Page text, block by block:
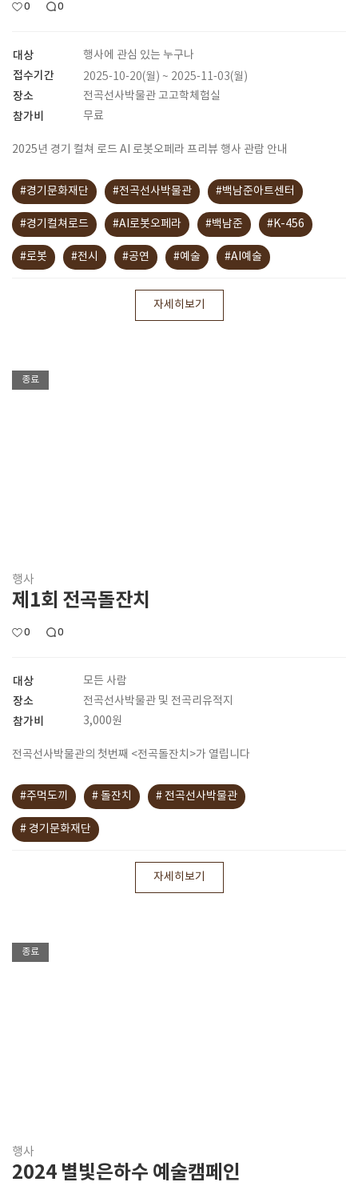
0 0
대상 행사에 관심 있는 누구나
접수기간 2025-10-20(월) ~ 2025-11-03(월)
장소 전곡선사박물관 고고학체험실
참가비 무료
2025년 경기 컬쳐 로드 AI 로봇오페라 프리뷰 행사 관람 안내
#경기문화재단 #전곡선사박물관 #백남준아트센터
#경기컬쳐로드 #AI로봇오페라 #백남준 #K-456
#로봇 #전시 #공연 #예술 #AI예술
자세히보기
종료
행사
제1회 전곡돌잔치
0 0
대상 모든 사람
장소 전곡선사박물관 및 전곡리유적지
참가비 3,000원
전곡선사박물관의 첫번째 <전곡돌잔치>가 열립니다
#주먹도끼 # 돌잔치 # 전곡선사박물관
# 경기문화재단
자세히보기
종료
행사
2024 별빛은하수 예술캠페인